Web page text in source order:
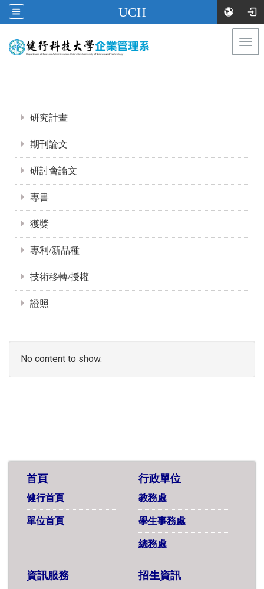
UCH
研究計畫
期刊論文
研討會論文
專書
獲獎
專利/新品種
技術移轉/授權
證照
No content to show.
首頁
健行首頁
單位首頁
行政單位
教務處
學生事務處
總務處
資訊服務 招生資訊